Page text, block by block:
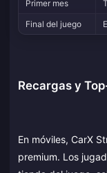
Primer mes
Final del juego
Recargas y
En móviles, CarX
premium. Los